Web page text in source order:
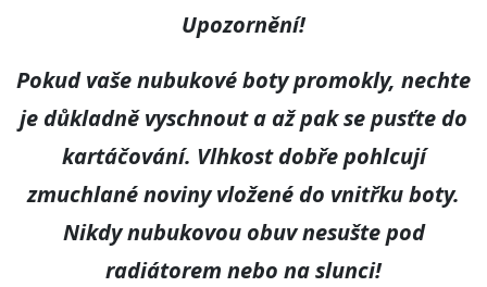
Upozornění!
Pokud vaše nubukové boty promokly, nechte
je důkladně vyschnout a až pak se pusťte do
kartáčování. Vlhkost dobře pohlcují
zmuchlané noviny vložené do vnitřku boty.
Nikdy nubukovou obuv nesušte pod
radiátorem nebo na slunci!